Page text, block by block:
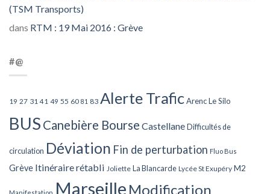
(TSM Transports)
dans RTM : 19 Mai 2016 : Grève
#@
19 27 31 41 49 55 60 81 83 Alerte TraficArenc Le Silo
BUS Canebière Bourse Castellane Difficultés de
circulation Déviation Fin de perturbation Fluo Bus
Grève Itinéraire rétabli Joliette La Blancarde Lycée St Exupéry M2
Marseille Modification